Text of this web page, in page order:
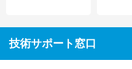
技術サポート窓口